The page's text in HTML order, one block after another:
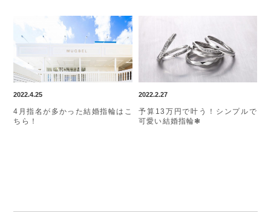
2022.4.25
4月指名が多かった結婚指輪はこ
ちら！
2022.2.27
予算13万円で叶う！シンプルで
可愛い結婚指輪❃